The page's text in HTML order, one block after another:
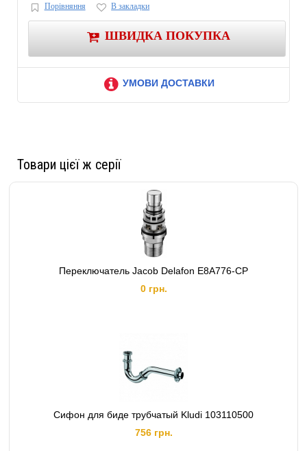
Важно: Производитель оставляет за собой право вносить изменения в
предварительного уведомления.
Порівняння В закладки
ШВИДКА ПОКУПКА
УМОВИ ДОСТАВКИ
Товари цієї ж серії
Переключатель Jacob Delafon E8A776-CP
0 грн.
Сифон для биде трубчатый Kludi 103110500
756 грн.